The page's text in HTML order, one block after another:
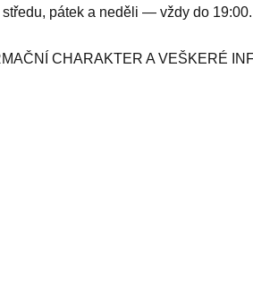
pátek a neděli — vždy do
CHARAKTER A VEŠKERÉ